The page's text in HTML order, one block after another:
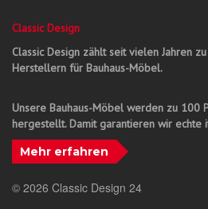
Classic Design
Classic Design zählt seit vielen Jahren
Herstellern für Bauhaus-Möbel.
Unsere Bauhaus-Möbel werden zu 100
hergestellt. Damit garantieren wir echte
Mehr erfahren
© 2026 Classic Design 24